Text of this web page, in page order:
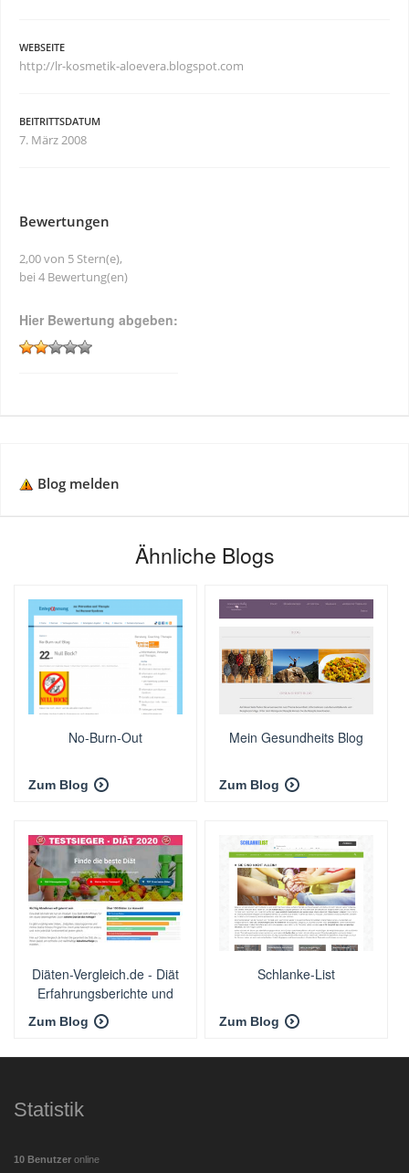
WEBSEITE
http://lr-kosmetik-aloevera.blogspot.com
BEITRITTSDATUM
7. März 2008
Bewertungen
2,00 von 5 Stern(e),
bei 4 Bewertung(en)
Hier Bewertung abgeben:
Blog melden
Ähnliche Blogs
No-Burn-Out
Zum Blog
Mein Gesundheits Blog
Zum Blog
Diäten-Vergleich.de - Diät
Erfahrungsberichte und
Testberichte
Zum Blog
Schlanke-List
Zum Blog
Statistik
10 Benutzer online